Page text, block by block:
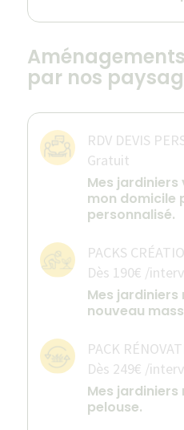
par nos
RDV DEVIS
Gratuit
Mes jardiniers
mon domicile
personnalisé.
PACKS
Dès 190€ /
Mes jardiniers
nouveau
PACK
Dès 249€ /
Mes
pelouse.